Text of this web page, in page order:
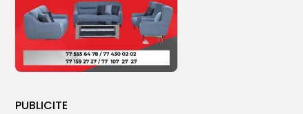
PUBLICITE